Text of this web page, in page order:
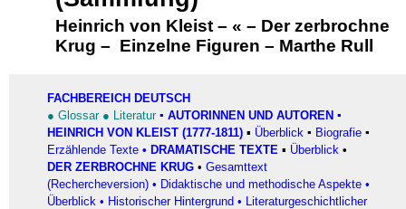
Heinrich von Kleist – « – Der zerbrochne
Krug – Einzelne Figuren – Marthe Rull
FACHBEREICH DEUTSCH
● Glossar ● Literatur ▪ AUTORINNEN UND AUTOREN ▪
HEINRICH VON KLEIST (1777-1811) ▪ Überblick ▪ Biografie ▪
Erzählende Texte • DRAMATISCHE TEXTE ▪ Überblick •
DER ZERBROCHNE KRUG • Gesamttext
(Rechercheversion) • Didaktische und methodische Aspekte •
Überblick • Historischer Hintergrund • Literaturgeschichtlicher